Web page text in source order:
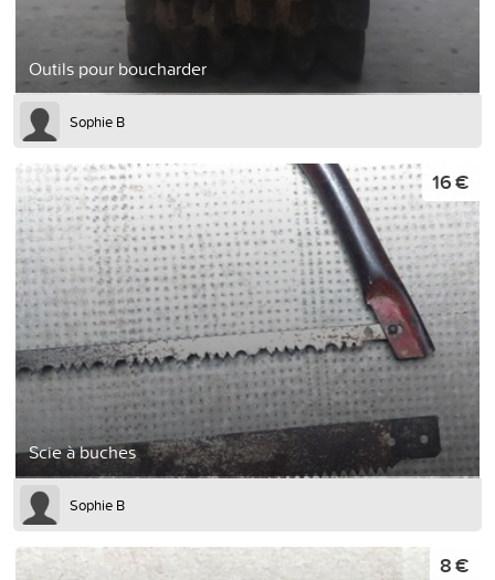
Outils pour boucharder
Sophie B
Scie à buches
16 €
Sophie B
8 €